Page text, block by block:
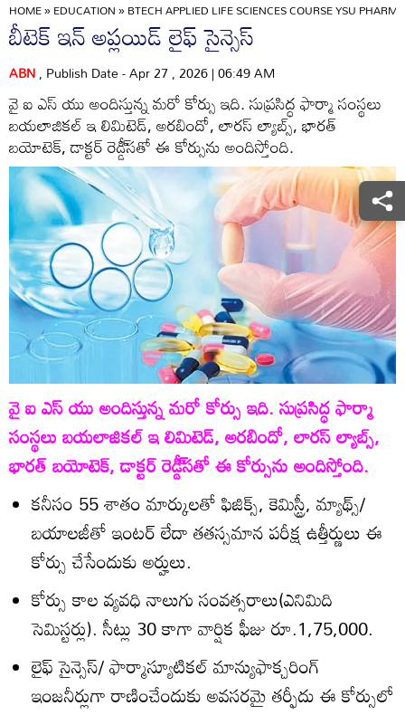
HOME»EDUCATION»BTECH APPLIED LIFE SCIENCES COURSE YSU
బీటెక్‌ ఇన్‌ అప్లయిడ్‌ లైఫ్‌ సైన్సెస్‌
ABN, Publish Date - Apr 27 , 2026 | 06:49 AM
వై ఐ ఎస్ యు అందిస్తున్న మరో కోర్సు ఇది. సుప్రసిద్ధ ఫార్మా సంస్థలు
బయలాజికల్‌ ఇ లిమిటెడ్‌, అరబిందో, లారస్‌ ల్యాబ్స్‌, భారత్‌
బయోటెక్‌, డాక్టర్‌ రెడ్డీ్‌సతో ఈ కోర్సును అందిస్తోంది.
వై ఐ ఎస్ యు అందిస్తున్న మరో కోర్సు ఇది. సుప్రసిద్ధ ఫార్మా
సంస్థలు బయలాజికల్‌ ఇ లిమిటెడ్‌, అరబిందో, లారస్‌ ల్యాబ్స్‌,
భారత్‌ బయోటెక్‌, డాక్టర్‌ రెడ్డీ్‌సతో ఈ కోర్సును అందిస్తోంది.
కనీసం 55 శాతం మార్కులతో ఫిజిక్స్‌, కెమిస్ట్రీ, మ్యాథ్స్‌/
బయాలజీతో ఇంటర్‌ లేదా తతస్సమాన పరీక్ష ఉత్తీర్ణులు ఈ
కోర్సు చేసేందుకు అర్హులు.
కోర్సు కాల వ్యవధి నాలుగు సంవత్సరాలు(ఎనిమిది
సెమిస్టర్లు). సీట్లు 30 కాగా వార్షిక ఫీజు రూ.1,75,000.
లైఫ్‌ సైన్సెస్‌/ ఫార్మాస్యూటికల్‌ మాన్యుఫాక్చరింగ్‌
ఇంజనీర్లుగా రాణించేందుకు అవసరమై తర్ఫీదు ఈ కోర్సులో